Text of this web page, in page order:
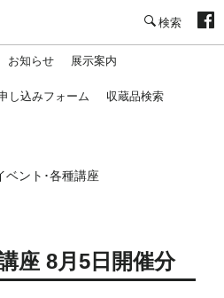
お知らせ 展示案内
し込みフォーム 収蔵品検索
ベント･各種講座
座 8月5日開催分